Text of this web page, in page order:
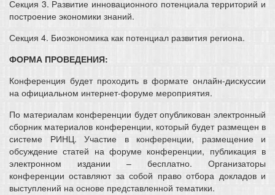
Секция 3. Развитие инновационного потенциала территорий и
построение экономики знаний.
Секция 4. Биоэкономика как потенциал развития региона.
ФОРМА ПРОВЕДЕНИЯ:
Конференция будет проходить в формате онлайн-дискуссии
на официальном интернет-форуме мероприятия.
По материалам конференции будет опубликован электронный
сборник материалов конференции, который будет размещен в
системе РИНЦ. Участие в конференции, размещение и
обсуждение статей на форуме конференции, публикация в
электронном издании – бесплатно. Организаторы
конференции оставляют за собой право отбора докладов и
выступлений на основе представленной тематики.